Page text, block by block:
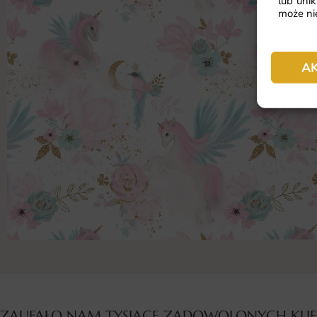
może